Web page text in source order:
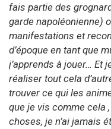
fais partie des
garde napoléonienne)
manifestations et
d’époque en tant que
j’apprends à jouer… Et
réaliser tout cela
trouver ce qui les
que je vis comme cela
choses, je n’ai jamais